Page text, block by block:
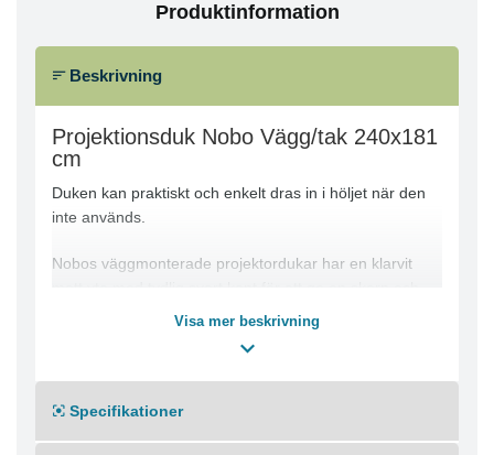
Produktinformation
Beskrivning
Projektionsduk Nobo Vägg/tak 240x181
cm
Duken kan praktiskt och enkelt dras in i höljet när den
inte används.
Nobos väggmonterade projektordukar har en klarvit
matt yta med tydlig svart kant för att ge en skarp och
detaljerad bild. De är flexibla och kan användas för
Format: 4:3
Visa mer beskrivning
Specifikationer